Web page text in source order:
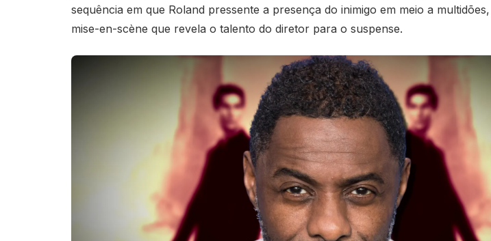
sequência em que Roland pressente a presença do inimigo em meio a
mise-en-scène que revela o talento do diretor para o suspense.